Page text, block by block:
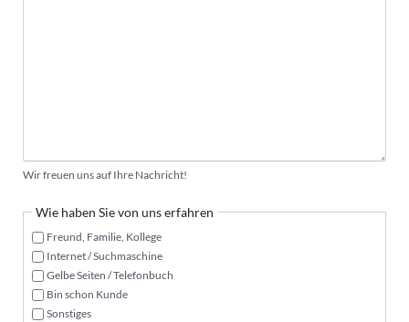
Wir freuen uns auf Ihre Nachricht!
Wie haben Sie von uns erfahren
Freund, Familie, Kollege
Internet / Suchmaschine
Gelbe Seiten / Telefonbuch
Bin schon Kunde
Sonstiges